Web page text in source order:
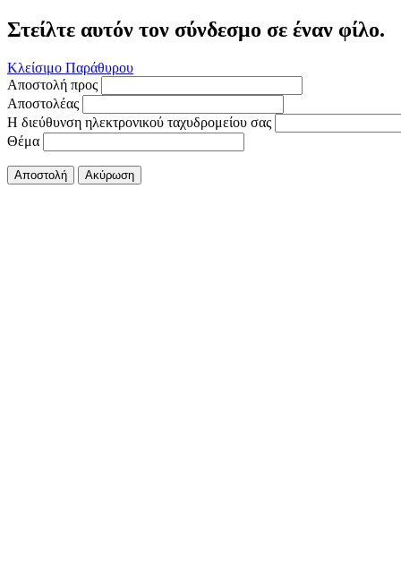
Στείλτε αυτόν τον σύνδεσμο σε έναν φίλο.
Κλείσιμο Παράθυρου
Αποστολή προς
Αποστολέας
Η διεύθυνση ηλεκτρονικού ταχυδρομείου σας
Θέμα
Αποστολή Ακύρωση